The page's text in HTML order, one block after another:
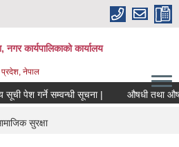
कार्यपालिकाको कार्यालय
प्रदेश, नेपाल
पेश गर्ने सम्वन्धी सूचना | औषधी तथा
सुरक्षा